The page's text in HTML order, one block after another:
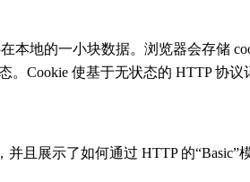
本地的一小块数据。浏览器会存储
Cookie 使基于无状态的 HTTP 协议
且展示了如何通过 HTTP 的“Basic”